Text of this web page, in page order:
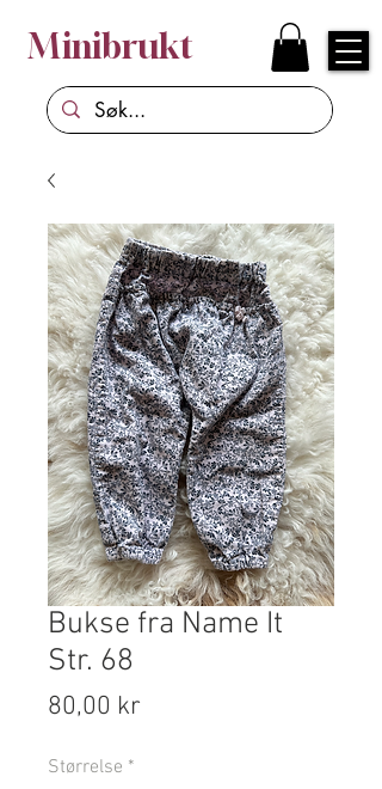
Minibrukt
Bukse fra Name It
Str. 68
80,00 kr
Størrelse *